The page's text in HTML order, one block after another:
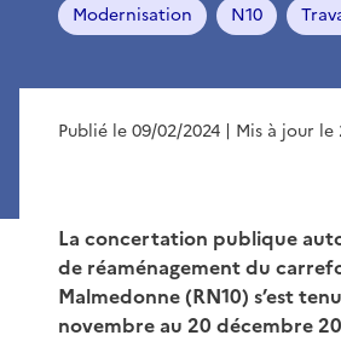
Modernisation N10
Publié le 09/02/2024 | Mis à jour le
La concertation publique
de réaménagement du
Malmedonne (RN10) s’est
novembre au 20 décembre